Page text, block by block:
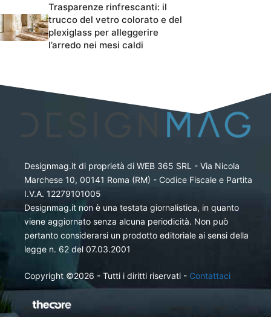
Trasparenze rinfrescanti: il
trucco del vetro colorato e del
plexiglass per alleggerire
l’arredo nei mesi caldi
Designmag.it di proprietà di WEB 365 SRL - Via Nicola
Marchese 10, 00141 Roma (RM) - Codice Fiscale e Partita
I.V.A. 12279101005
Designmag.it non è una testata giornalistica, in quanto
viene aggiornato senza alcuna periodicità. Non può
pertanto considerarsi un prodotto editoriale ai sensi della
legge n. 62 del 07.03.2001
Copyright ©2026 - Tutti i diritti riservati - Contattaci